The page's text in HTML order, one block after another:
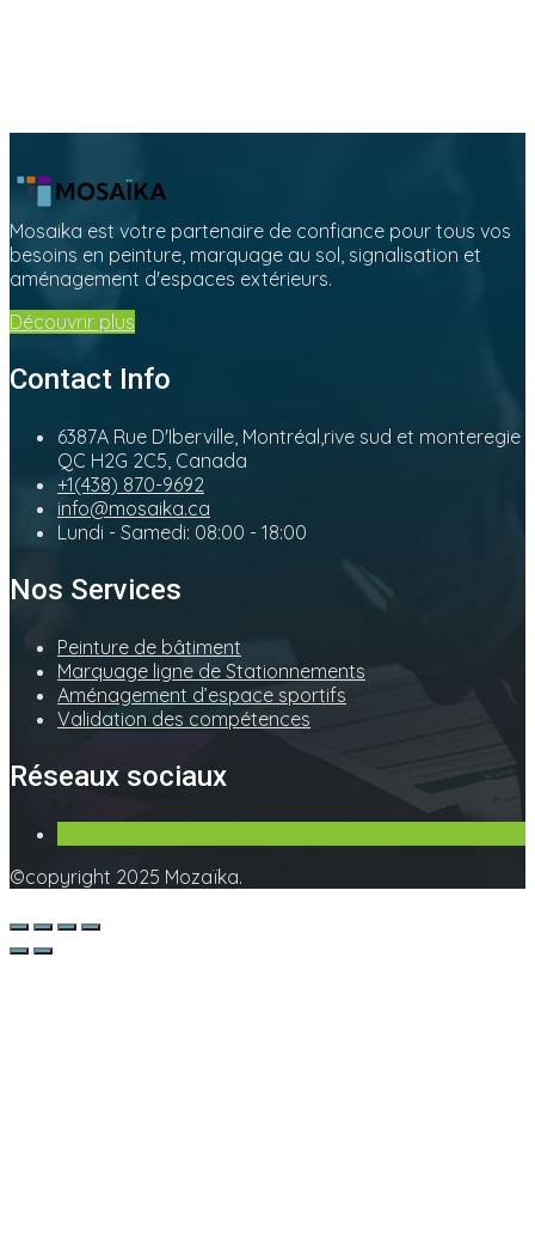
Mosaika est votre partenaire de confiance pour tous vos
besoins en peinture, marquage au sol, signalisation et
aménagement d'espaces extérieurs.
Découvrir plus
Contact Info
6387A Rue D'Iberville, Montréal,rive sud et monteregie
QC H2G 2C5, Canada
+1(438) 870-9692
info@mosaika.ca
Lundi - Samedi: 08:00 - 18:00
Nos Services
Peinture de bâtiment
Marquage ligne de Stationnements
Aménagement d’espace sportifs
Validation des compétences
Réseaux sociaux
©copyright 2025 Mozaïka.